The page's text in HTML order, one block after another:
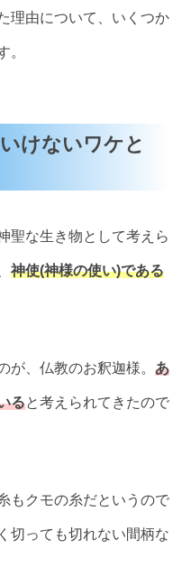
理由について、いくつか
。
けないワケと
聖な生き物として考えら
神使(神様の使い)である
が、仏教のお釈迦様。 あ
ると考えられてきたので
もクモの糸だというので
切っても切れない間柄な